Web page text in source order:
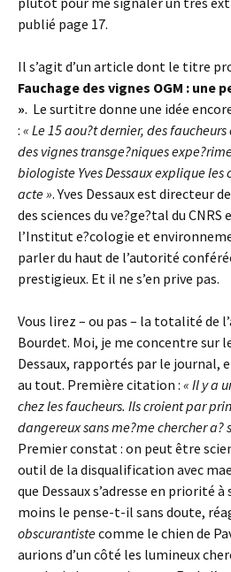
publié page 17.
Il s’agit d’un article dont le titre
Fauchage des vignes OGM : une
». Le surtitre donne une idée
: « Le 15 aou?t dernier, des
des vignes transge?niques
biologiste Yves Dessaux explique les
acte ». Yves Dessaux est directeur
des sciences du ve?ge?tal du
l’Institut e?cologie et
parler du haut de l’autorité
prestigieux. Et il ne s’en prive pas.
Vous lirez – ou pas – la totalité de
Bourdet. Moi, je me concentre sur
Dessaux, rapportés par le journal,
au tout. Première citation : « Il y a
chez les fau­cheurs. Ils croient par
dangereux sans me?me chercher a?
Premier constat : on peut être
outil de la disqualification avec
que Dessaux s’adresse en priorité à
moins le pense-t-il sans doute,
obscurantistecomme le chien de
aurions d’un côté les lumineux